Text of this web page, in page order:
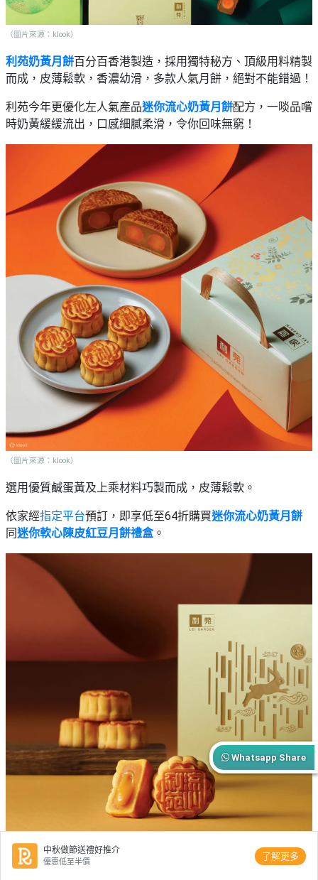
Whatsapp Share
中秋做節送禮好推介
優惠低至半價
了解更多
（圖片來源：klook）
利苑奶黃月餅百分百香港製造，採用獨特秘方、頂級用料精製
而成，皮薄鬆軟，香濃幼滑，多款人氣月餅，絕對不能錯過！
利苑今年更優化左人氣產品迷你流心奶黃月餅配方，一啖品嚐
時奶黃緩緩流出，口感細膩柔滑，令你回味無窮！
（圖片來源：klook）
選用優質鹹蛋黃及上乘材料巧製而成，皮薄鬆軟。
依家經指定平台預訂，即享低至64折購買迷你流心奶黃月餅
同迷你軟心陳皮紅豆月餅禮盒。
（圖片來源：klook）